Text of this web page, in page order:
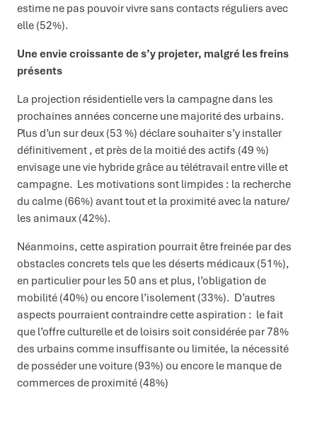
estime ne pas pouvoir vivre sans contacts réguliers avec
elle (52%).
Une envie croissante de s’y projeter, malgré les freins
présents
La projection résidentielle vers la campagne dans les
prochaines années concerne une majorité des urbains.
Plus d’un sur deux (53 %) déclare souhaiter s’y installer
définitivement , et près de la moitié des actifs (49 %)
envisage une vie hybride grâce au télétravail entre ville et
campagne. Les motivations sont limpides : la recherche
du calme (66%) avant tout et la proximité avec la nature/
les animaux (42%).
Néanmoins, cette aspiration pourrait être freinée par des
obstacles concrets tels que les déserts médicaux (51%),
en particulier pour les 50 ans et plus, l’obligation de
mobilité (40%) ou encore l’isolement (33%). D’autres
aspects pourraient contraindre cette aspiration : le fait
que l’offre culturelle et de loisirs soit considérée par 78%
des urbains comme insuffisante ou limitée, la nécessité
de posséder une voiture (93%) ou encore le manque de
commerces de proximité (48%)